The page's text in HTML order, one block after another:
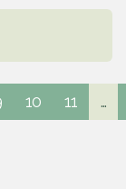
10 11 ...